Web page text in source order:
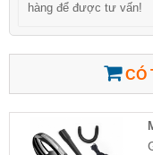
hàng để được tư vấn!
CÓ